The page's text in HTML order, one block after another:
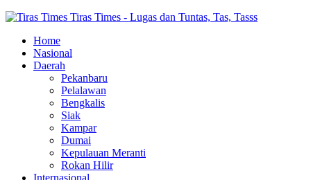
Tiras Times - Lugas dan Tuntas, Tas, Tasss
Home
Nasional
Daerah
Pekanbaru
Pelalawan
Bengkalis
Siak
Kampar
Dumai
Kepulauan Meranti
Rokan Hilir
Internasional